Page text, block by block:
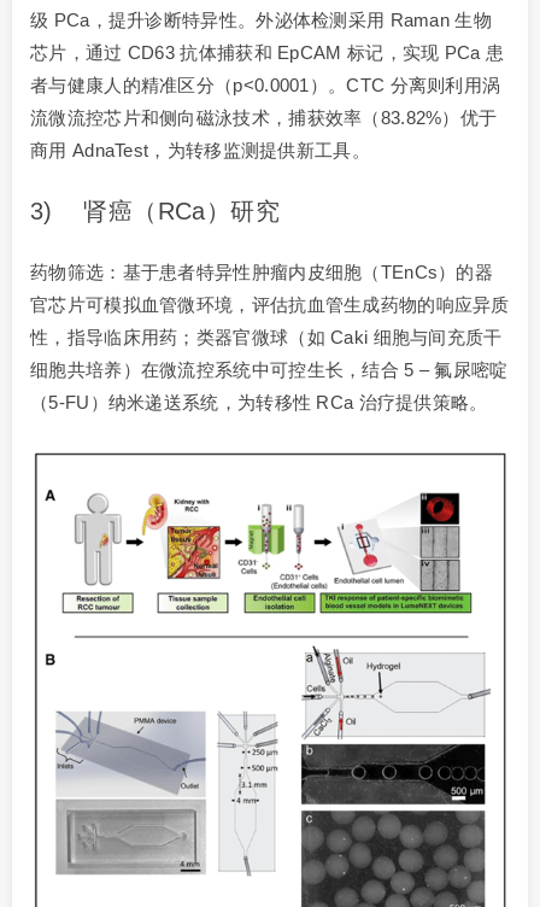
级 PCa，提升诊断特异性。外泌体检测采用 Raman 生物
芯片，通过 CD63 抗体捕获和 EpCAM 标记，实现 PCa 患
者与健康人的精准区分（p<0.0001）。CTC 分离则利用涡
流微流控芯片和侧向磁泳技术，捕获效率（83.82%）优于
商用 AdnaTest，为转移监测提供新工具。
3) 肾癌（RCa）研究
药物筛选：基于患者特异性肿瘤内皮细胞（TEnCs）的器
官芯片可模拟血管微环境，评估抗血管生成药物的响应异质
性，指导临床用药；类器官微球（如 Caki 细胞与间充质干
细胞共培养）在微流控系统中可控生长，结合 5 – 氟尿嘧啶
（5-FU）纳米递送系统，为转移性 RCa 治疗提供策略。